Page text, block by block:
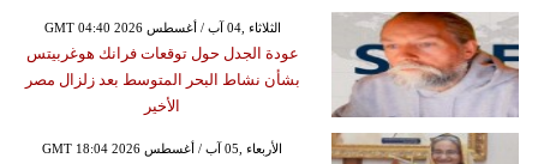
GMT 04:40 2026 الثلاثاء ,04 آب / أغسطس
عودة الجدل حول توقعات فرانك هوغربيتس
بشأن نشاط البحر المتوسط بعد زلزال مصر
الأخير
GMT 18:04 2026 الأربعاء ,05 آب / أغسطس